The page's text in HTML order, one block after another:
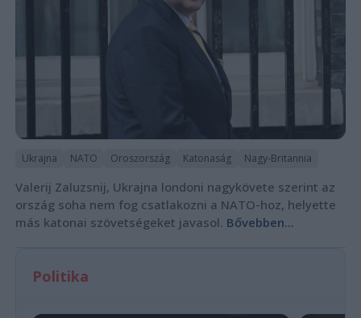
Ukrajna NATO Oroszország Katonaság Nagy-Britannia
Valerij Zaluzsnij, Ukrajna londoni nagykövete szerint az
ország soha nem fog csatlakozni a NATO-hoz, helyette
más katonai szövetségeket javasol. Bővebben...
Politika